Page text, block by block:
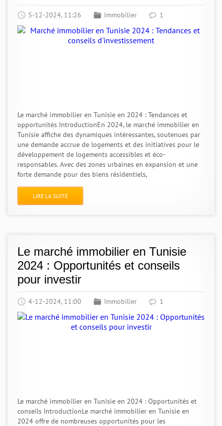
5-12-2024, 11:26 Immobilier 1
Le marché immobilier en Tunisie en 2024 : Tendances et
opportunités IntroductionEn 2024, le marché immobilier en
Tunisie affiche des dynamiques intéressantes, soutenues par
une demande accrue de logements et des initiatives pour le
développement de logements accessibles et éco-
responsables. Avec des zones urbaines en expansion et une
forte demande pour des biens résidentiels,
LIRE LA SUITE
Le marché immobilier en Tunisie
2024 : Opportunités et conseils
pour investir
4-12-2024, 11:00 Immobilier 1
Le marché immobilier en Tunisie en 2024 : Opportunités et
conseils IntroductionLe marché immobilier en Tunisie en
2024 offre de nombreuses opportunités pour les